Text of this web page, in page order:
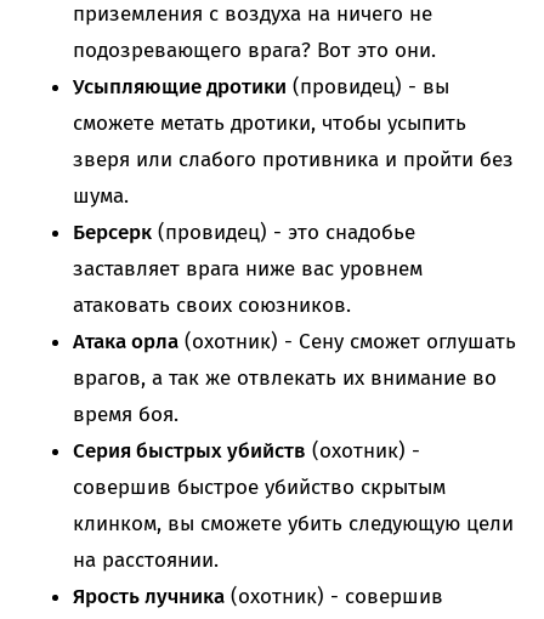
приземления с воздуха на ничего не
подозревающего врага? Вот это они.
Усыпляющие дротики (провидец) - вы
сможете метать дротики, чтобы усыпить
зверя или слабого противника и пройти без
шума.
Берсерк (провидец) - это снадобье
заставляет врага ниже вас уровнем
атаковать своих союзников.
Атака орла (охотник) - Сену сможет оглушать
врагов, а так же отвлекать их внимание во
время боя.
Серия быстрых убийств (охотник) -
совершив быстрое убийство скрытым
клинком, вы сможете убить следующую цели
на расстоянии.
Ярость лучника (охотник) - совершив